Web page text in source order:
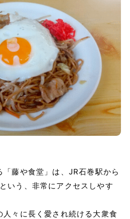
藤や食堂」は、JR石巻駅から
う、非常にアクセスしやす
人々に長く愛され続ける大衆食